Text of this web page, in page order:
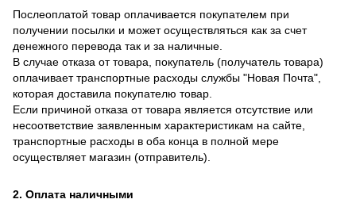
Послеоплатой товар оплачивается покупателем при
получении посылки и может осуществляться как за счет
денежного перевода так и за наличные.
В случае отказа от товара, покупатель (получатель товара)
оплачивает транспортные расходы службы "Новая Почта",
которая доставила покупателю товар.
Если причиной отказа от товара является отсутствие или
несоответствие заявленным характеристикам на сайте,
транспортные расходы в оба конца в полной мере
осуществляет магазин (отправитель).
2. Оплата наличными